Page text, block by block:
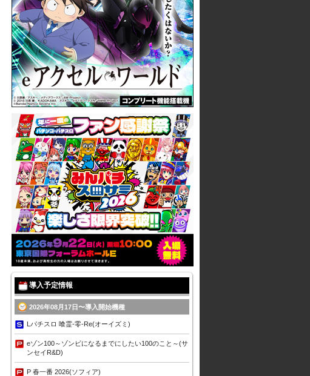
導入予定情報
2026年08月17日〜導入開始機種
Lパチスロ 喰霊-零-Re(オーイズミ)
eゾン100～ゾンビになるまでにしたい100のこと～(サ
ンセイR&D)
P 春一番 2026(ソフィア)